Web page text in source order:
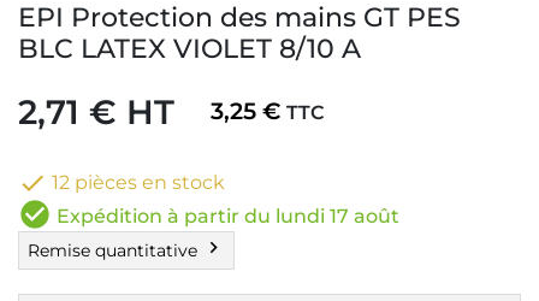
EPI Protection des mains GT PES
BLC LATEX VIOLET 8/10 A
2,71 € HT 3,25 € TTC
 12 pièces en stock
check_circle Expédition à partir du lundi 17 août
Remise quantitative chevron_right